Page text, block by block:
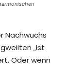
Nachwuchs
„Ist
Oder wenn